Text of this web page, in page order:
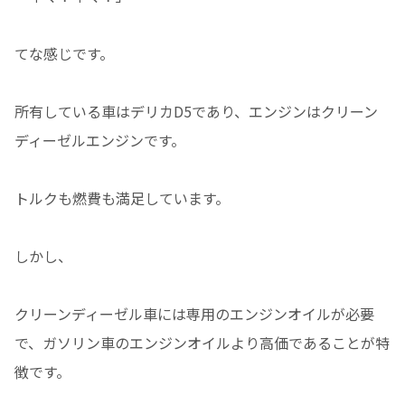
てな感じです。
所有している車はデリカD5であり、エンジンはクリーン
ディーゼルエンジンです。
トルクも燃費も満足しています。
しかし、
クリーンディーゼル車には専用のエンジンオイルが必要
で、ガソリン車のエンジンオイルより高価であることが特
徴です。